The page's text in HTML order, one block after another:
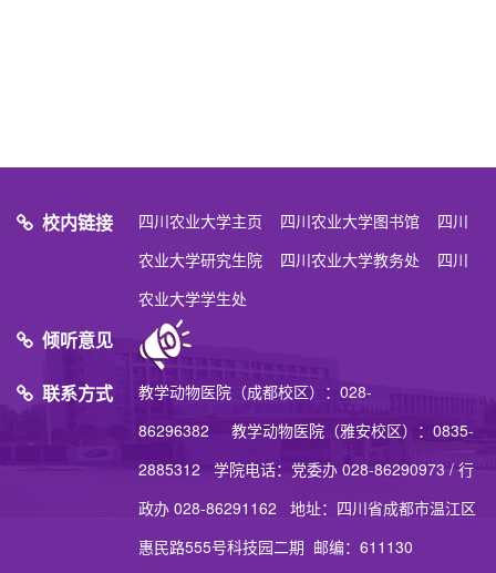
校内链接 四川农业大学主页 四川农业大学图书馆
四川
农业大学研究生院
四川农业大学教务处
四川
农业大学学生处
倾听意见
联系方式
教学动物医院（成都校区）：028-
86296382 教学动物医院（雅安校区）：0835-
2885312 学院电话：党委办 028-86290973 / 行
政办 028-86291162 地址：四川省成都市温江区
惠民路555号科技园二期 邮编：611130